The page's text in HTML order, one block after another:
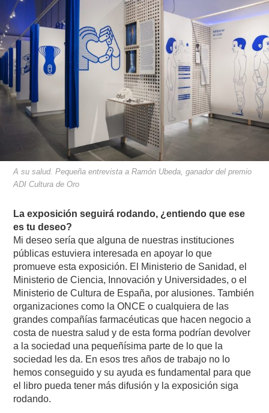
A su salud. Pequeña entrevista a Ramón Ubeda, ganador del premio
ADI Cultura de Oro
La exposición seguirá rodando, ¿entiendo que ese
es tu deseo?
Mi deseo sería que alguna de nuestras instituciones
públicas estuviera interesada en apoyar lo que
promueve esta exposición. El Ministerio de Sanidad, el
Ministerio de Ciencia, Innovación y Universidades, o el
Ministerio de Cultura de España, por alusiones. También
organizaciones como la ONCE o cualquiera de las
grandes compañías farmacéuticas que hacen negocio a
costa de nuestra salud y de esta forma podrían devolver
a la sociedad una pequeñísima parte de lo que la
sociedad les da. En esos tres años de trabajo no lo
hemos conseguido y su ayuda es fundamental para que
el libro pueda tener más difusión y la exposición siga
rodando.